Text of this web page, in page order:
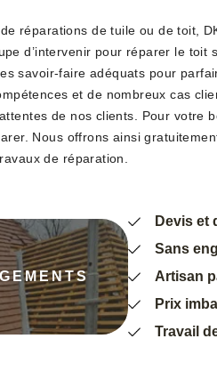
réparations de tuile ou de toit,
d’intervenir pour réparer le toit
savoir-faire adéquats pour
et de nombreux cas
de nos clients. Pour votre
Nous offrons ainsi
de réparation.
Devis et
Sans
Artisan
Prix
Travail